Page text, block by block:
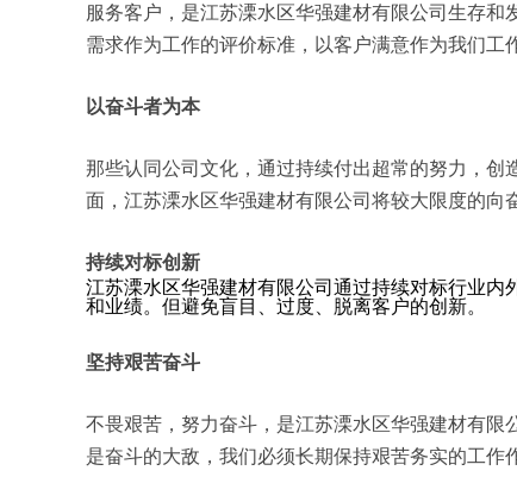
服务客户，是江苏溧水区华强建材有限公司生存
需求作为工作的评价标准，以客户满意作为我们工
以奋斗者为本
那些认同公司文化，通过持续付出超常的努力，
面，江苏溧水区华强建材有限公司将较大限度的向
持续对标创新
江苏溧水区华强建材有限公司通过持续对标行业
和业绩。但避免盲目、过度、脱离客户的创新。
坚持艰苦奋斗
不畏艰苦，努力奋斗，是江苏溧水区华强建材有
是奋斗的大敌，我们必须长期保持艰苦务实的工作